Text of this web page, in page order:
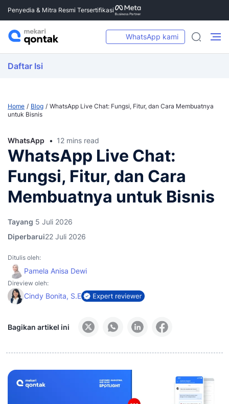
Penyedia & Mitra Resmi Tersertifikasi
WhatsApp kami
Daftar Isi
Home Blog
WhatsApp Live Chat: Fungsi, Fitur, dan Cara Membuatnya
untuk Bisnis
WhatsApp 12 mins read
WhatsApp Live Chat:
Fungsi, Fitur, dan Cara
Membuatnya untuk Bisnis
Tayang 5 Juli 2026
Diperbarui22 Juli 2026
Ditulis oleh:
Pamela Anisa Dewi
Direview oleh:
Cindy Bonita, S.E
Bagikan artikel ini